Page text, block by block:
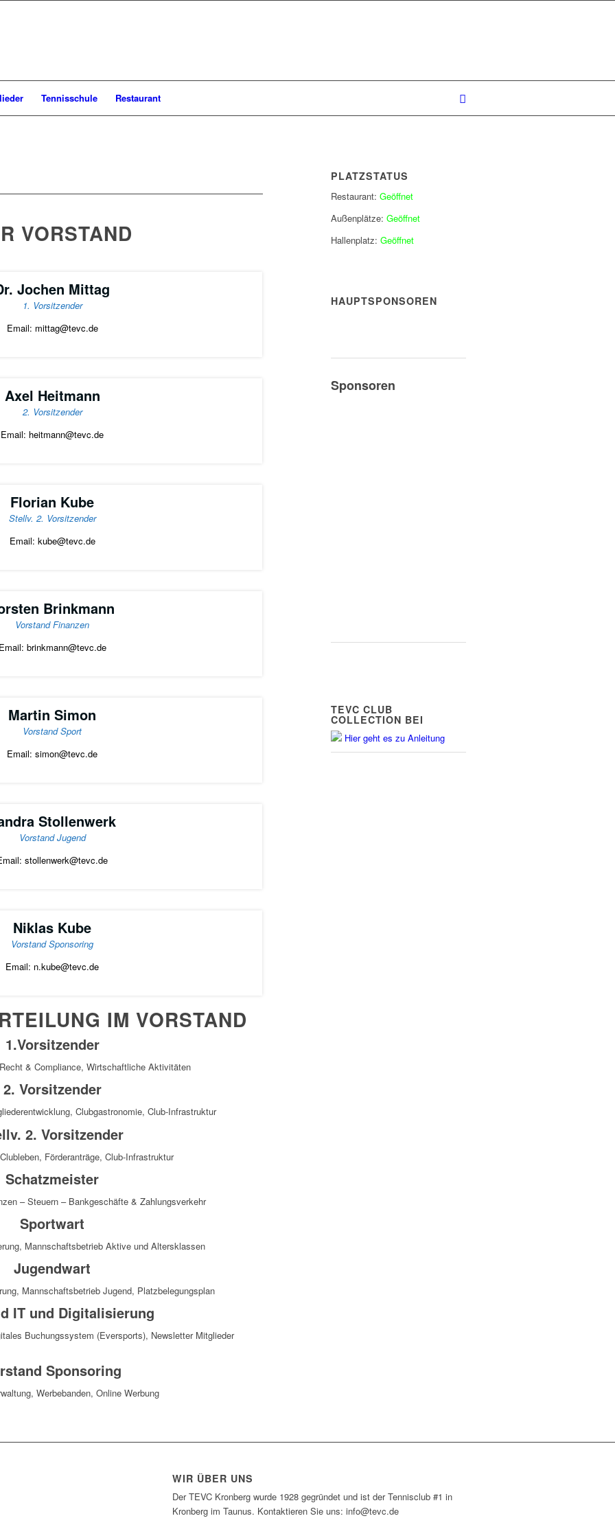
Tennisschule Restaurant
VORSTAND
Jochen Mittag
1. Vorsitzender
Email: mittag@tevc.de
Axel Heitmann
2. Vorsitzender
Email: heitmann@tevc.de
Florian Kube
Stellv. 2. Vorsitzender
Email: kube@tevc.de
Brinkmann
Vorstand Finanzen
brinkmann@tevc.de
Martin Simon
Vorstand Sport
Email: simon@tevc.de
Stollenwerk
Vorstand Jugend
stollenwerk@tevc.de
Niklas Kube
Vorstand Sponsoring
Email: n.kube@tevc.de
IM VORSTAND
1.Vorsitzender
& Compliance, Wirtschaftliche Aktivitäten
2. Vorsitzender
Clubgastronomie, Club-Infrastruktur
2. Vorsitzender
Förderanträge, Club-Infrastruktur
Schatzmeister
– Steuern – Bankgeschäfte & Zahlungsverkehr
Sportwart
Mannschaftsbetrieb Aktive und Altersklassen
Jugendwart
Mannschaftsbetrieb Jugend, Platzbelegungsplan
IT und Digitalisierung
Buchungssystem (Eversports), Newsletter Mitglieder
Sponsoring
Werbebanden, Online Werbung
PLATZSTATUS
Restaurant:Geöffnet
Außenplätze:Geöffnet
Hallenplatz:Geöffnet
HAUPTSPONSOREN
Sponsoren
TEVC CLUB
COLLECTION BEI
Hier geht es zu Anleitung
WIR ÜBER UNS
Der TEVC Kronberg wurde 1928 gegründet und ist der Tennisclub #1 in
Kronberg im Taunus. Kontaktieren Sie uns: info@tevc.de